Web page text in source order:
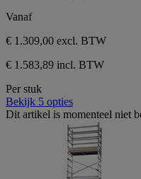
Vanaf
€ 1.309,00 excl. BTW
€ 1.583,89 incl. BTW
Per stuk
Bekijk 5 opties
Dit artikel is momenteel niet